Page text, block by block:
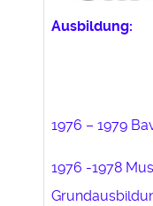
Ausbildung:
1976 – 1979
1976 -1978